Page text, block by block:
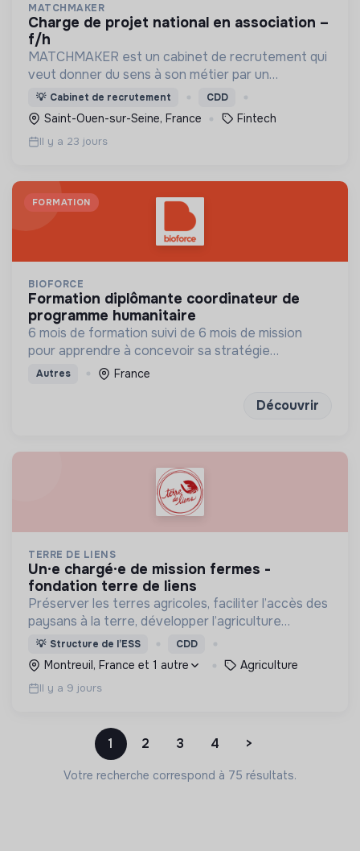
MATCHMAKER
charge de projet national en association –
f/h
MATCHMAKER est un cabinet de recrutement qui
veut donner du sens à son métier par un
accompagnement personnalisé de ses candidats.
💡 Cabinet de recrutement CDD
Saint-Ouen-sur-Seine, France Fintech
Il y a 23 jours
FORMATION
BIOFORCE
formation diplômante coordinateur de
programme humanitaire
6 mois de formation suivi de 6 mois de mission
pour apprendre à concevoir sa stratégie
d’intervention, concevoir et gérer le projet et
Autres France
Découvrir
TERRE DE LIENS
un·e chargé·e de mission fermes -
fondation terre de liens
Préserver les terres agricoles, faciliter l’accès des
paysans à la terre, développer l’agriculture
biologique et paysanne et faire de la terre un bien
commun par une dynamique associative et
citoyenne
💡 Structure de l’ESS CDD
Montreuil, France et 1 autre Agriculture
Il y a 9 jours
1 2 3 4 >
Votre recherche correspond à 75 résultats.